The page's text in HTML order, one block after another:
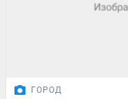
ГОРОД